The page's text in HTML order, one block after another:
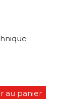
au panier